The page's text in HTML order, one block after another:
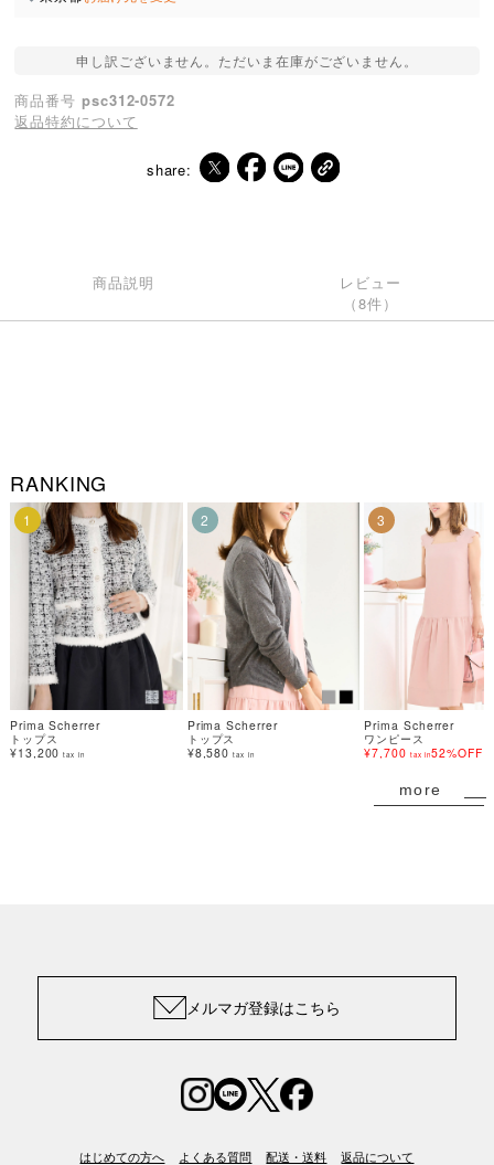
申し訳ございません。ただいま在庫がございません。
商品番号 psc312-0572
返品特約について
share:
商品説明
レビュー
（8件）
RANKING
1
Prima Scherrer
トップス
¥13,200 tax in
2
Prima Scherrer
トップス
¥8,580 tax in
3
Prima Scherrer
ワンピース
¥7,700 tax in52%OFF
more
メルマガ登録はこちら
はじめての方へ よくある質問 配送・送料 返品について